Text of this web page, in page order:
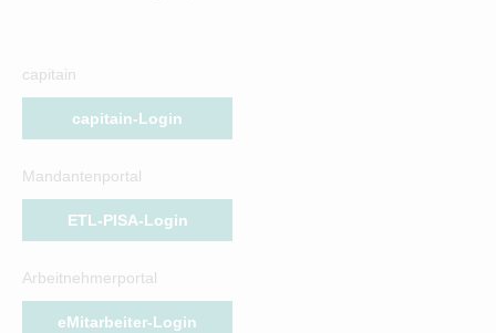
capitain
capitain-Login
Mandantenportal
ETL-PISA-Login
Arbeitnehmerportal
eMitarbeiter-Login